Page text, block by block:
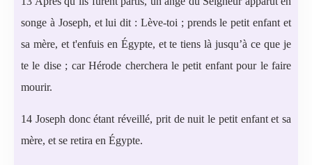
songe à Joseph, et lui dit : Lève-toi ; prends le petit enfant et
sa mère, et t'enfuis en Égypte, et te tiens là jusqu’à ce que je
te le dise ; car Hérode cherchera le petit enfant pour le faire
mourir.
14 Joseph donc étant réveillé, prit de nuit le petit enfant et sa
mère, et se retira en Égypte.